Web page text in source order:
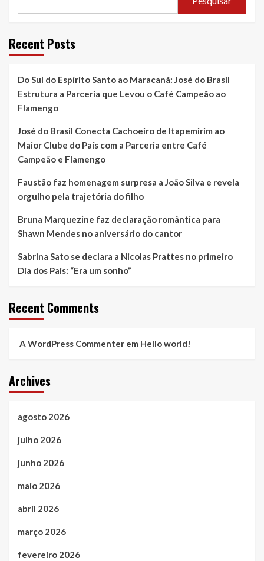
Recent Posts
Do Sul do Espírito Santo ao Maracanã: José do Brasil
Estrutura a Parceria que Levou o Café Campeão ao
Flamengo
José do Brasil Conecta Cachoeiro de Itapemirim ao
Maior Clube do País com a Parceria entre Café
Campeão e Flamengo
Faustão faz homenagem surpresa a João Silva e revela
orgulho pela trajetória do filho
Bruna Marquezine faz declaração romântica para
Shawn Mendes no aniversário do cantor
Sabrina Sato se declara a Nicolas Prattes no primeiro
Dia dos Pais: “Era um sonho”
Recent Comments
A WordPress Commenter em Hello world!
Archives
agosto 2026
julho 2026
junho 2026
maio 2026
abril 2026
março 2026
fevereiro 2026